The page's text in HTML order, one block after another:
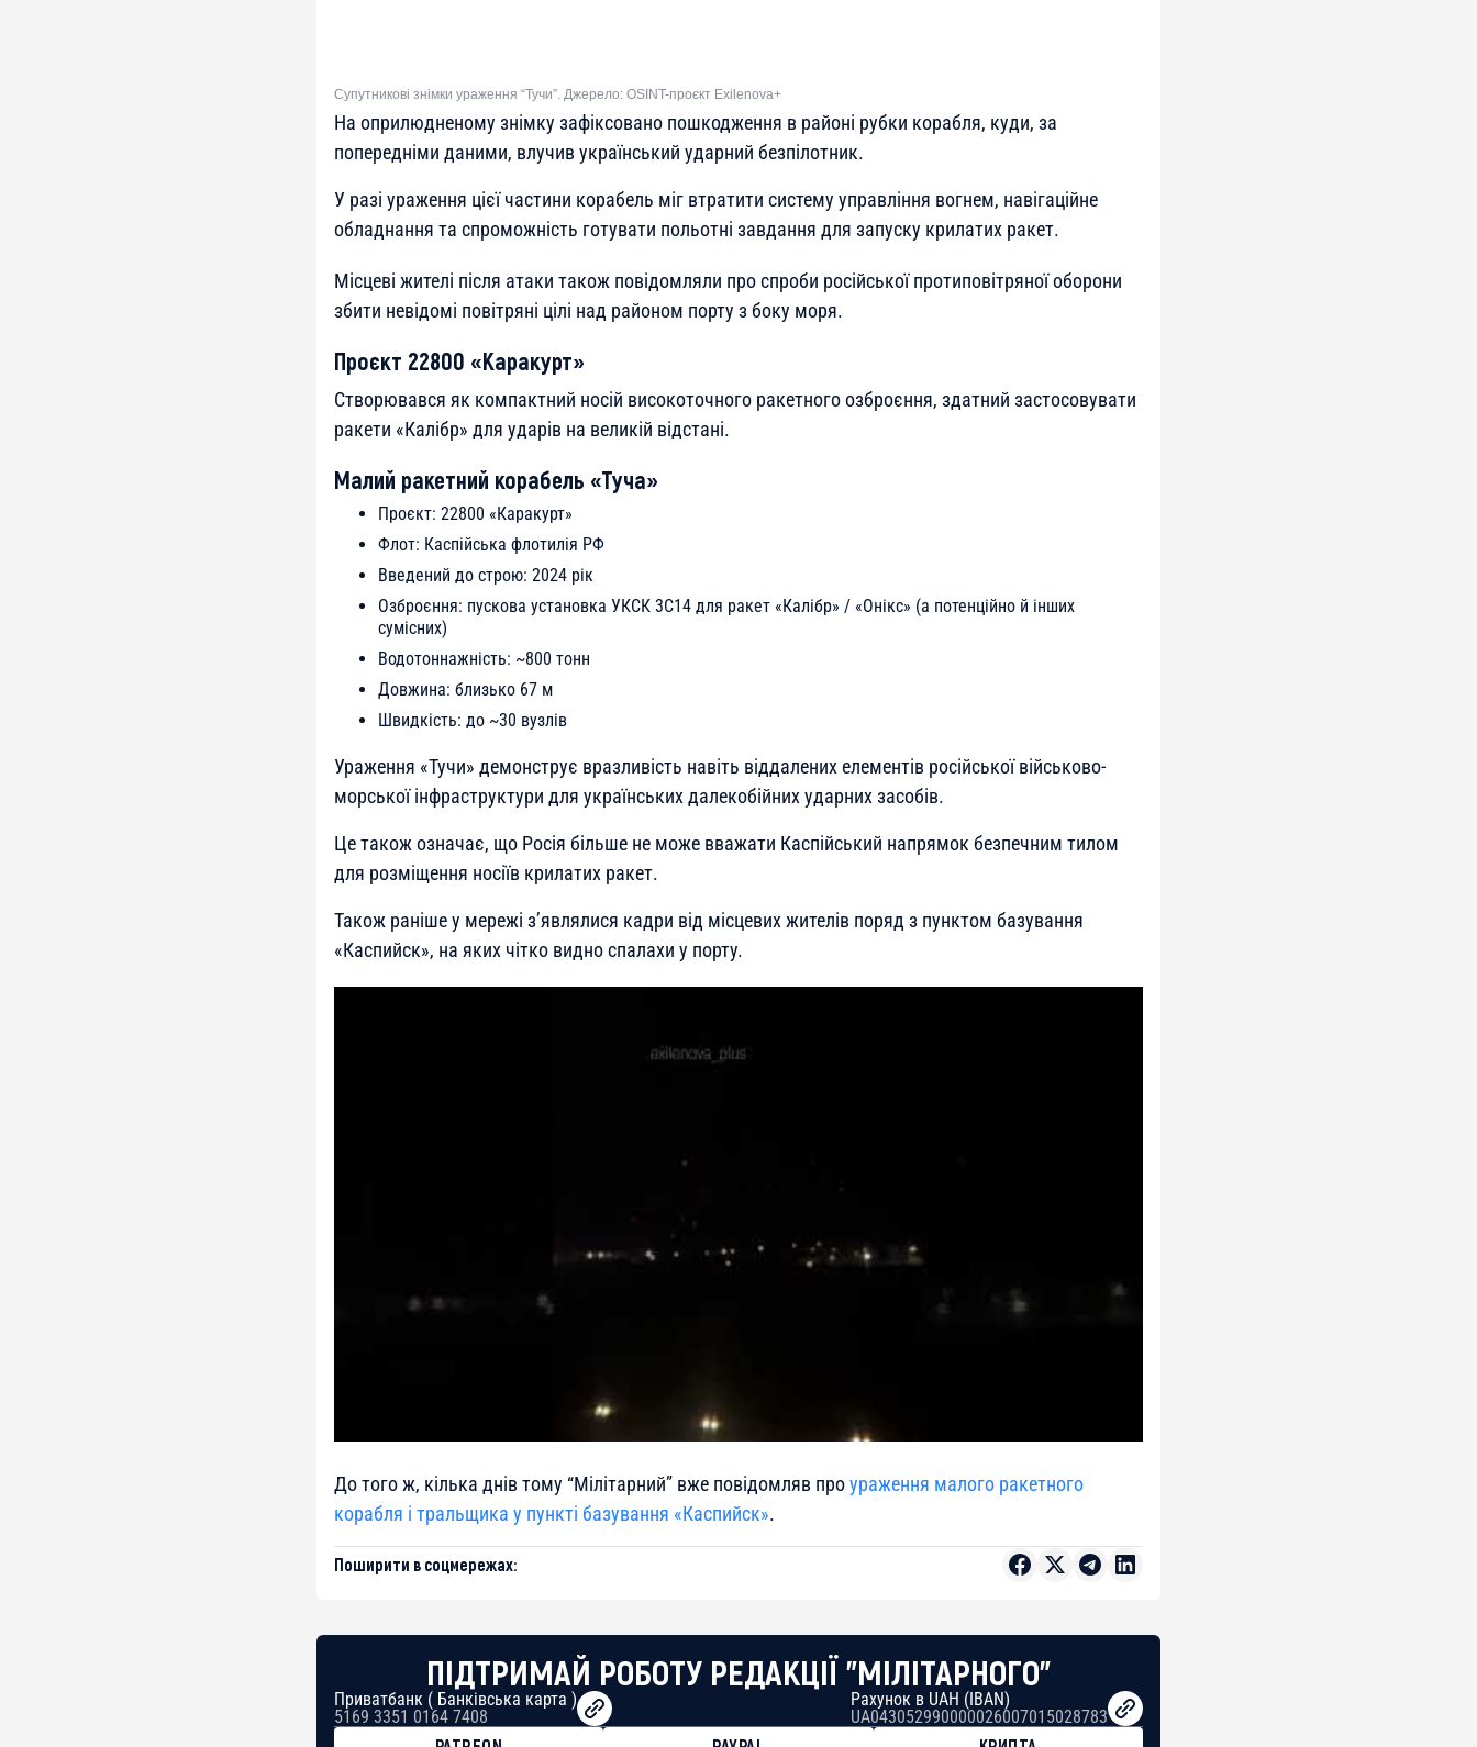
Супутникові знімки ураження “Тучи”. Джерело: OSINT-проєкт Exilenova+
На оприлюдненому знімку зафіксовано пошкодження в районі рубки корабля, куди, за
попередніми даними, влучив український ударний безпілотник.
У разі ураження цієї частини корабель міг втратити систему управління вогнем, навігаційне
обладнання та спроможність готувати польотні завдання для запуску крилатих ракет.
Місцеві жителі після атаки також повідомляли про спроби російської протиповітряної оборони
збити невідомі повітряні цілі над районом порту з боку моря.
Проєкт 22800 «Каракурт»
Створювався як компактний носій високоточного ракетного озброєння, здатний застосовувати
ракети «Калібр» для ударів на великій відстані.
Малий ракетний корабель «Туча»
Проєкт: 22800 «Каракурт»
Флот: Каспійська флотилія РФ
Введений до строю: 2024 рік
Озброєння: пускова установка УКСК 3С14 для ракет «Калібр» / «Онікс» (а потенційно й інших
сумісних)
Водотоннажність: ~800 тонн
Довжина: близько 67 м
Швидкість: до ~30 вузлів
Ураження «Тучи» демонструє вразливість навіть віддалених елементів російської військово-
морської інфраструктури для українських далекобійних ударних засобів.
Це також означає, що Росія більше не може вважати Каспійський напрямок безпечним тилом
для розміщення носіїв крилатих ракет.
Також раніше у мережі з’являлися кадри від місцевих жителів поряд з пунктом базування
«Каспийск», на яких чітко видно спалахи у порту.
До того ж, кілька днів тому “Мілітарний” вже повідомляв проураження малого ракетного
корабля і тральщика у пункті базування «Каспийск».
Поширити в соцмережах:
ПІДТРИМАЙ РОБОТУ РЕДАКЦІЇ "МІЛІТАРНОГО"
Приватбанк ( Банківська карта )
5169 3351 0164 7408
Рахунок в UAH (IBAN)
UA043052990000026007015028783